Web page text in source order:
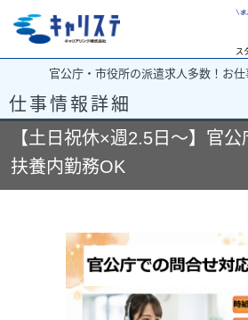
ス
官公庁・市役所の派遣求人多数！お
仕事情報詳細
【土日祝休×週2.5日～】官
扶養内勤務OK